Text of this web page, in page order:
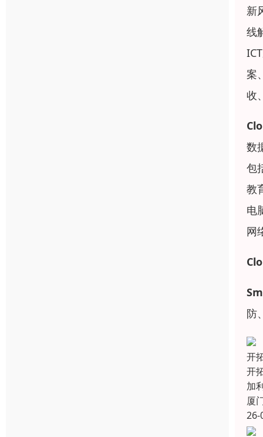
新
线
案
收
数
包
教
电
网
防
开
开
加
厦
26-